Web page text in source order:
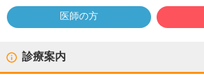
医師の方
診療案内